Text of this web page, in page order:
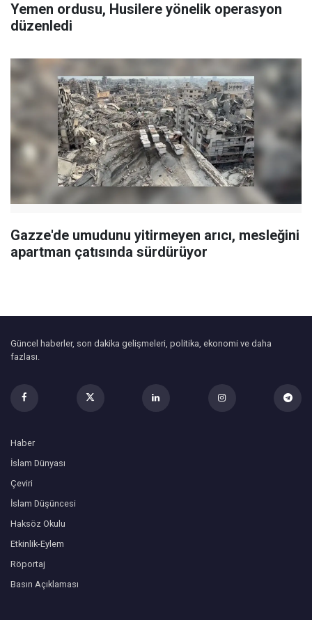
Yemen ordusu, Husilere yönelik operasyon
düzenledi
Gazze'de umudunu yitirmeyen arıcı, mesleğini
apartman çatısında sürdürüyor
Güncel haberler, son dakika gelişmeleri, politika, ekonomi ve daha
fazlası.
Haber
İslam Dünyası
Çeviri
İslam Düşüncesi
Haksöz Okulu
Etkinlik-Eylem
Röportaj
Basın Açıklaması